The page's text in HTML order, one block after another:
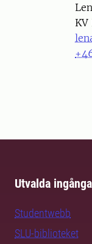
Person
KV
Utvalda
Studentwebb
SLU-biblioteket